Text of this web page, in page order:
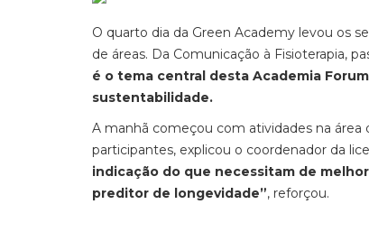
O quarto dia da Green Academy levou os
de áreas. Da Comunicação à Fisioterapia,
é o tema central desta Academia
sustentabilidade.
A manhã começou com atividades na área
participantes, explicou o coordenador da
indicação do que necessitam de
preditor de longevidade”, reforçou.